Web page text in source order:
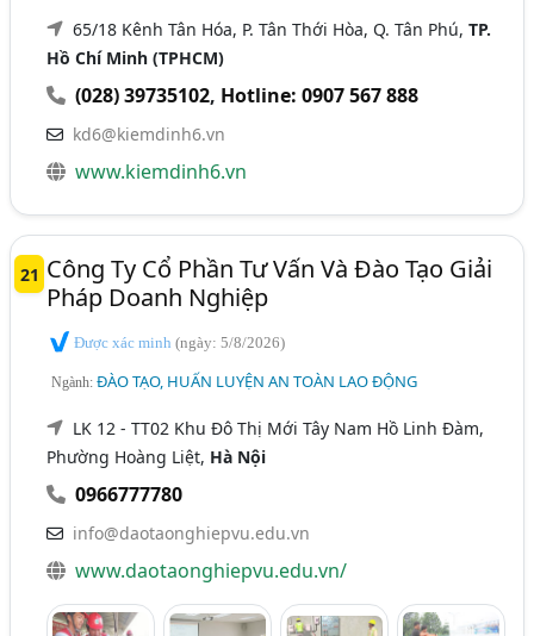
65/18 Kênh Tân Hóa, P. Tân Thới Hòa, Q. Tân Phú,TP.
Hồ Chí Minh (TPHCM)
(028) 39735102, Hotline: 0907 567 888
kd6@kiemdinh6.vn
www.kiemdinh6.vn
21 Công Ty Cổ Phần Tư Vấn Và Đào Tạo Giải
Pháp Doanh Nghiệp
Được xác minh(ngày: 5/8/2026)
Ngành:ĐÀO TẠO, HUẤN LUYỆN AN TOÀN LAO ĐỘNG
LK 12 - TT02 Khu Đô Thị Mới Tây Nam Hồ Linh Đàm,
Phường Hoàng Liệt, Hà Nội
0966777780
info@daotaonghiepvu.edu.vn
www.daotaonghiepvu.edu.vn/